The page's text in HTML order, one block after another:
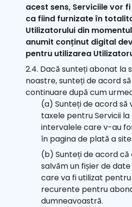
acest sens, Serviciile vor
ca fiind furnizate în
Utilizatorului din
anumit conținut digital
pentru utilizarea
2.4. Dacă sunteți abonat la
noastre, sunteți de acord
continuare după cum
(a) Sunteți de acord să
taxele pentru Servicii
intervalele care v-au
în pagina de plată a
(b) Sunteți de acord că
salvăm un fișier de
care va fi utilizat
recurente pentru
dumneavoastră.